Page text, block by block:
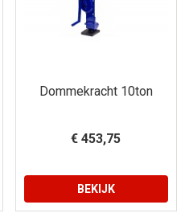
Dommekracht 10ton
€ 453,75
BEKIJK